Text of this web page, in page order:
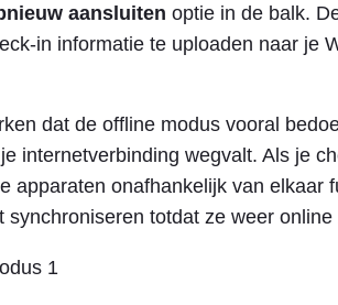
aansluiten optie in de balk.
in informatie te uploaden naar je
dat de offline modus vooral
internetverbinding wegvalt. Als je
apparaten onafhankelijk van elkaar
totdat ze weer online